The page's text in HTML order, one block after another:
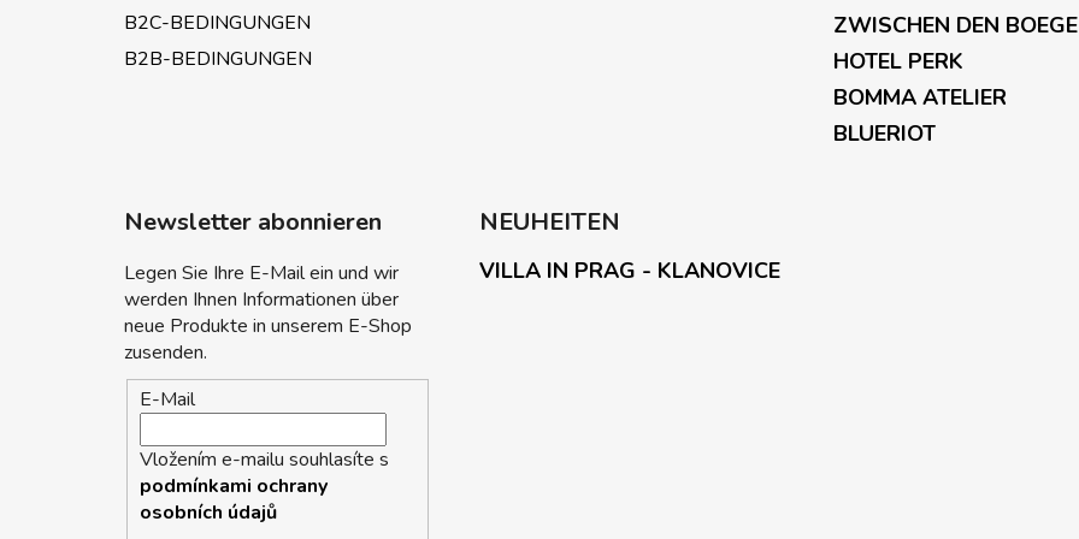
r
B2C-BEDINGUNGEN
B2B-BEDINGUNGEN
ZWISCHEN DEN
HOTEL PERK
BOMMA ATELIER
BLUERIOT
Newsletter abonnieren
Legen Sie Ihre E-Mail ein und wir
werden Ihnen Informationen über
neue Produkte in unserem E-Shop
zusenden.
E-Mail
Vložením e-mailu souhlasíte s
podmínkami ochrany
osobních údajů
NEUHEITEN
VILLA IN PRAG - KLANOVICE